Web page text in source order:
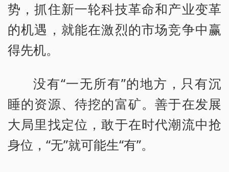
势，抓住新一轮科技革命和产业变革
的机遇，就能在激烈的市场竞争中赢
得先机。
没有“一无所有”的地方，只有沉
睡的资源、待挖的富矿。善于在发展
大局里找定位，敢于在时代潮流中抢
身位，“无”就可能生“有”。